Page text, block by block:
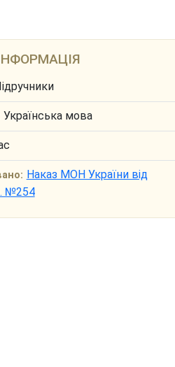
Українська мова
Наказ МОН України від
№254